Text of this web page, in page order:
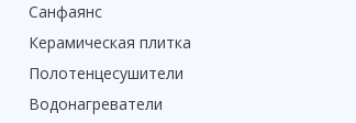
Санфаянс
Керамическая плитка
Полотенцесушители
Водонагреватели